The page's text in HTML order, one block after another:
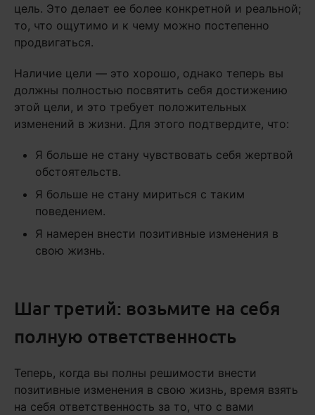
цель. Это делает ее более конкретной и реальной;
то, что ощутимо и к чему можно постепенно
продвигаться.
Наличие цели — это хорошо, однако теперь вы
должны полностью посвятить себя достижению
этой цели, и это требует положительных
изменений в жизни. Для этого подтвердите, что:
Я больше не стану чувствовать себя жертвой
обстоятельств.
Я больше не стану мириться с таким
поведением.
Я намерен внести позитивные изменения в
свою жизнь.
Шаг третий: возьмите на себя
полную ответственность
Теперь, когда вы полны решимости внести
позитивные изменения в свою жизнь, время взять
на себя ответственность за то, что с вами